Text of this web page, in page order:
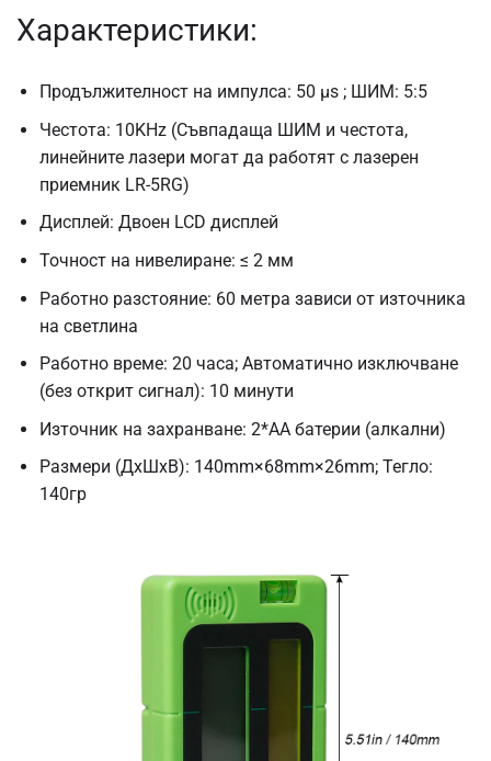
Характеристики:
Продължителност на импулса: 50 μs ; ШИМ: 5:5
Честота: 10KHz (Съвпадаща ШИМ и честота,
линейните лазери могат да работят с лазерен
приемник LR-5RG)
Дисплей: Двоен LCD дисплей
Точност на нивелиране: ≤ 2 мм
Работно разстояние: 60 метра зависи от източника
на светлина
Работно време: 20 часа; Автоматично изключване
(без открит сигнал): 10 минути
Източник на захранване: 2*AA батерии (алкални)
Размери (ДxШxВ): 140mm×68mm×26mm; Тегло:
140гр